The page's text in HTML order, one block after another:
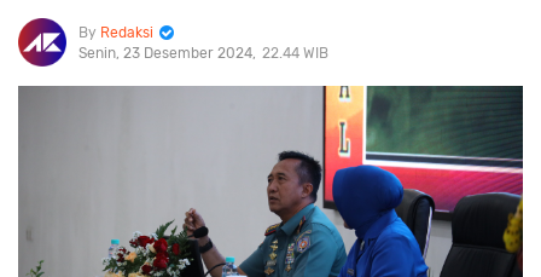
Redaksi
Senin, 23 Desember 2024 22.44 WIB